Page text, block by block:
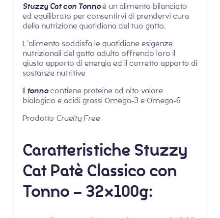
Stuzzy Cat con Tonnoè un alimento bilanciato
ed equilibrato per consentirvi di prendervi cura
della nutrizione quotidiana del tuo gatto.
L’alimento soddisfa le quotidiane esigenze
nutrizionali del gatto adulto offrendo loro il
giusto apporto di energia ed il corretto apporto di
sostanze nutritive
Il tonnocontiene proteine ad alto valore
biologico e acidi grassi Omega-3 e Omega-6
Prodotto Cruelty Free
Caratteristiche Stuzzy
Cat Patè Classico con
Tonno – 32x100g: